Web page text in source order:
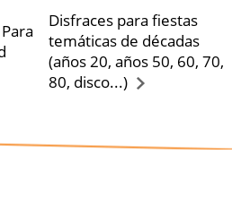
Disfraces para fiestas
temáticas de décadas
(años 20, años 50, 60, 70,
80, disco...)